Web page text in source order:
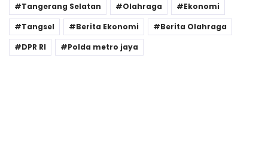
Tangerang Selatan
Olahraga
Ekonomi
Tangsel
Berita Ekonomi
Berita Olahraga
DPR RI
Polda metro jaya